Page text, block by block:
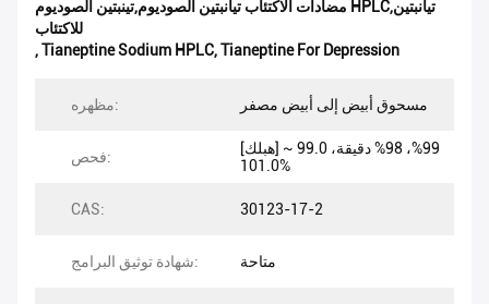
مضادات الاكتئاب تيانبتين الصوديوم,تينبتين الصوديوم HPLC,تيانبتين
للاكتئاب
,Tianeptine Sodium HPLC,Tianeptine For Depression
مظهره: مسحوق أبيض إلى أبيض مصفر
فحص:
[هبلك] 99%، 98% دقيقة، 99.0 ~
101.0%
CAS: 30123-17-2
شهادة توثيق البرامج: متاحة